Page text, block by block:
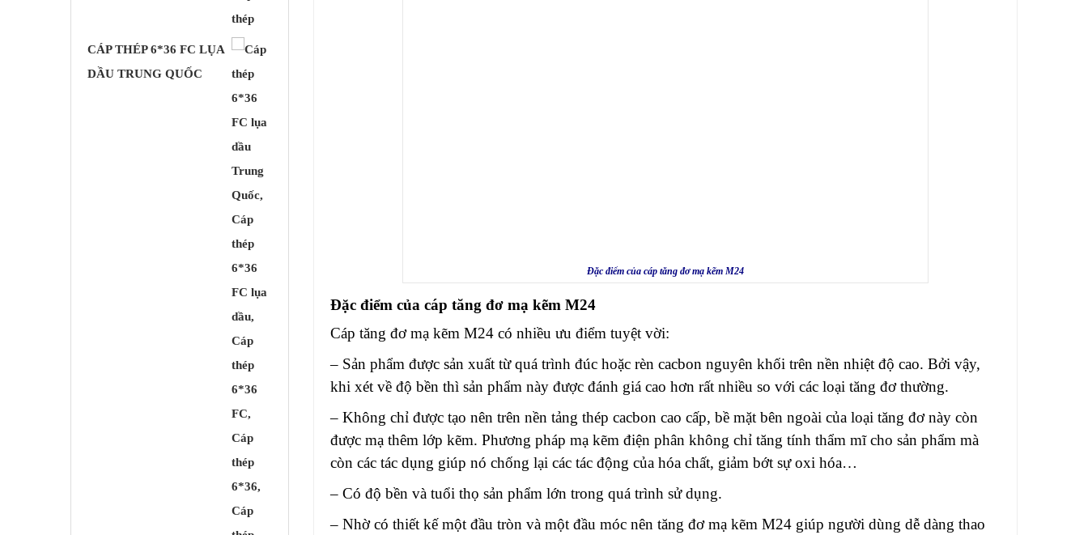
Đặc điểm của cáp tăng đơ mạ kẽm M24
Đặc điểm của cáp tăng đơ mạ kẽm M24
Cáp tăng đơ mạ kẽm M24 có nhiều ưu điểm tuyệt vời:
– Sản phẩm được sản xuất từ quá trình đúc hoặc rèn cacbon nguyên khối trên nền nhiệt độ cao. Bởi vậy,
khi xét về độ bền thì sản phẩm này được đánh giá cao hơn rất nhiều so với các loại tăng đơ thường.
– Không chỉ được tạo nên trên nền tảng thép cacbon cao cấp, bề mặt bên ngoài của loại tăng đơ này còn
được mạ thêm lớp kẽm. Phương pháp mạ kẽm điện phân không chỉ tăng tính thẩm mĩ cho sản phẩm mà
còn các tác dụng giúp nó chống lại các tác động của hóa chất, giảm bớt sự oxi hóa…
– Có độ bền và tuổi thọ sản phẩm lớn trong quá trình sử dụng.
– Nhờ có thiết kế một đầu tròn và một đầu móc nên tăng đơ mạ kẽm M24 giúp người dùng dễ dàng thao
CÁP THÉP 6*36 FC LỤA
DẦU TRUNG QUỐC